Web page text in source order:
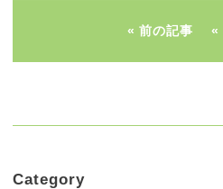
前の記事
Category